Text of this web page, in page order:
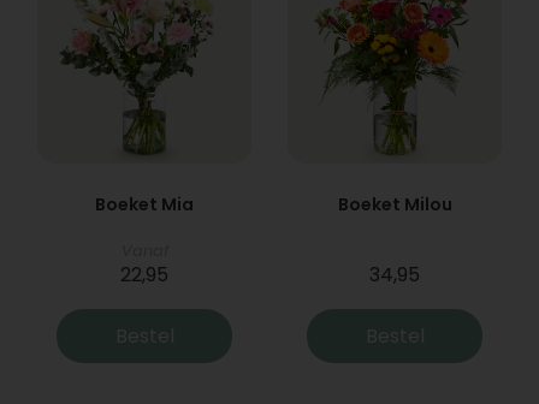
Boeket Mia
22,95
Bestel
Boeket Milou
34,95
Bestel